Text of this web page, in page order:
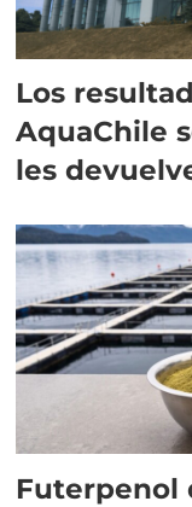
Los
AquaChile
les
Futerpenol